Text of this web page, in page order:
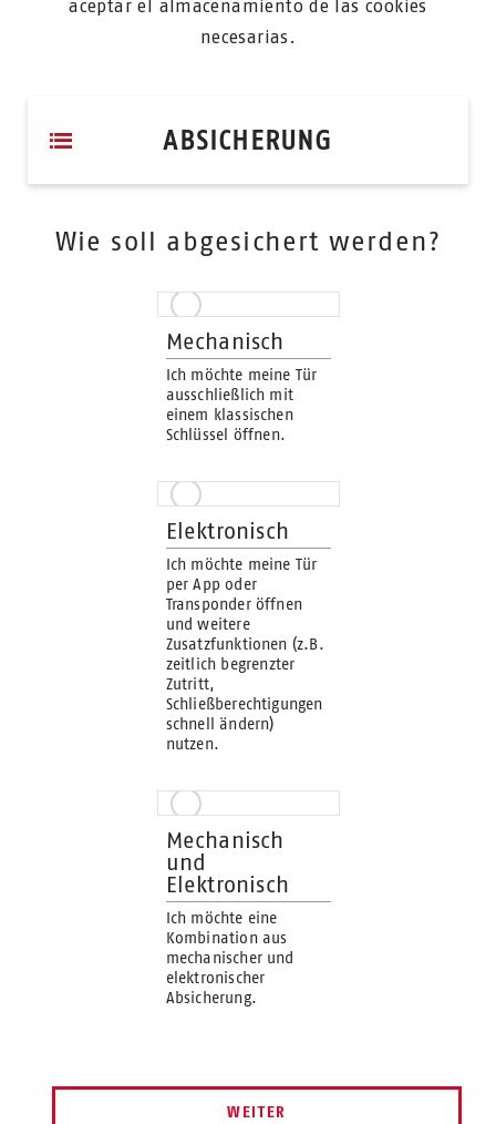
aceptar el almacenamiento de las cookies
necesarias.
ABSICHERUNG
Wie soll abgesichert werden?
Mechanisch
Ich möchte meine Tür
ausschließlich mit
einem klassischen
Schlüssel öffnen.
Elektronisch
Ich möchte meine Tür
per App oder
Transponder öffnen
und weitere
Zusatzfunktionen (z.B.
zeitlich begrenzter
Zutritt,
Schließberechtigungen
schnell ändern)
nutzen.
Mechanisch
und
Elektronisch
Ich möchte eine
Kombination aus
mechanischer und
elektronischer
Absicherung.
WEITER